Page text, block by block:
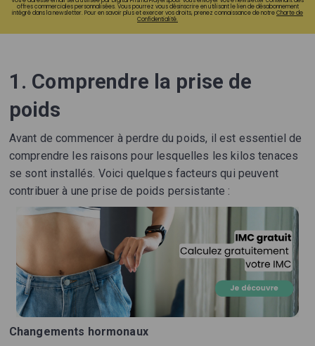
offres commerciales personnalisées. Vous pourrez vous désinscrire en utilisant le lien de désabonnement
intégré dans la newsletter. Pour en savoir plus et exercer vos droits, prenez connaissance de notreCharte de
Confidentialité.
1. Comprendre la prise de
poids
Avant de commencer à perdre du poids, il est essentiel de
comprendre les raisons pour lesquelles les kilos tenaces
se sont installés. Voici quelques facteurs qui peuvent
contribuer à une prise de poids persistante :
Changements hormonaux